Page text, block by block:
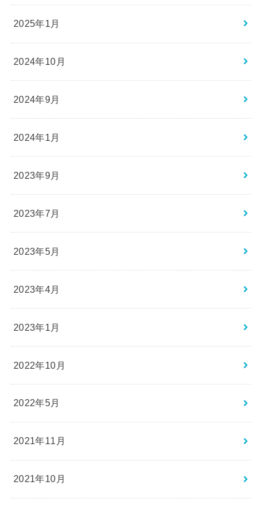
2025年1月
2024年10月
2024年9月
2024年1月
2023年9月
2023年7月
2023年5月
2023年4月
2023年1月
2022年10月
2022年5月
2021年11月
2021年10月